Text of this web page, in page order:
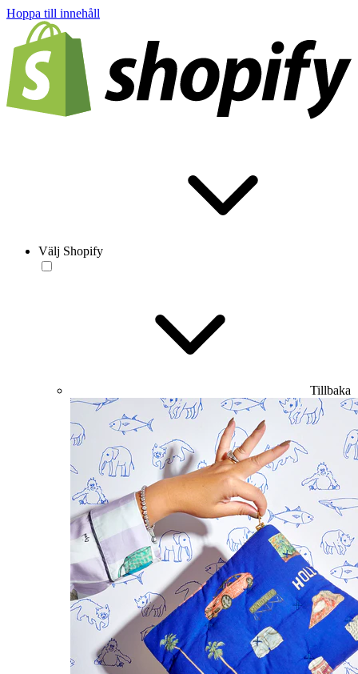
Hoppa till innehåll
Välj Shopify
Tillbaka